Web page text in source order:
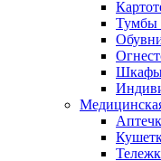
Тумбы
Шкафы